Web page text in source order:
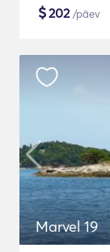
$202/päev
Marvel 19